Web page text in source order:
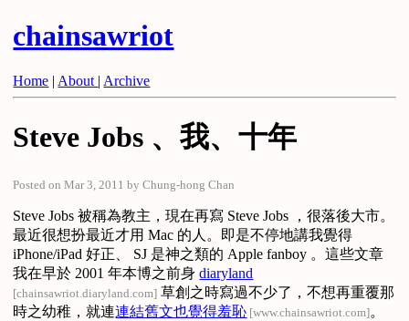
chainsawriot
Home | About | Archive
Steve Jobs 、我、十年
Posted on Mar 3, 2011 by Chung-hong Chan
Steve Jobs 被稱為教主，現在再寫 Steve Jobs ，很落後大市。
最近很想扮最近才用 Mac 的人。即是不停地講我覺得
iPhone/iPad 好正、 SJ 是神之類的 Apple fanboy 。這些文章
我在早於 2001 年本博之前身diaryland
[chainsawriot.diaryland.com] 草創之時寫過不少了，不想再重覆那
時之幼稚，就連連結舊文也覺得羞恥 [www.chainsawriot.com]。